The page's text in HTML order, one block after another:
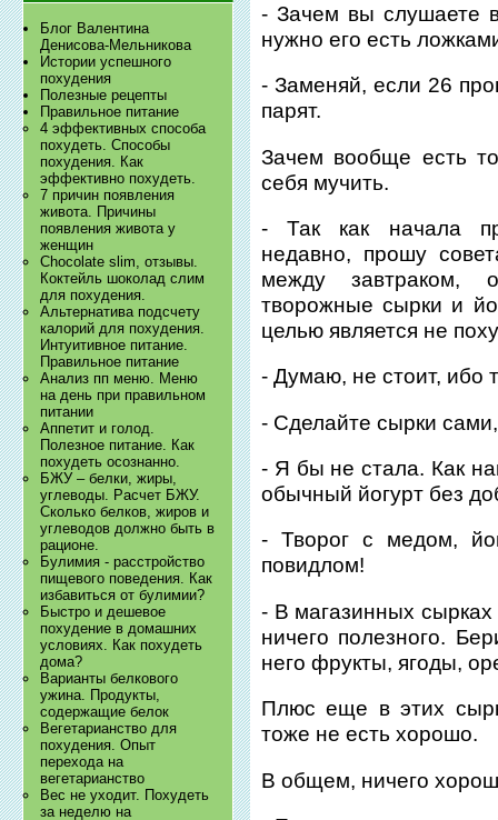
Блог Валентина
Денисова-Мельникова
Истории успешного
похудения
Полезные рецепты
Правильное питание
4 эффективных способа
похудеть. Способы
похудения. Как
эффективно похудеть.
7 причин появления
живота. Причины
появления живота у
женщин
Chocolate slim, отзывы.
Коктейль шоколад слим
для похудения.
Альтернатива подсчету
калорий для похудения.
Интуитивное питание.
Правильное питание
Анализ пп меню. Меню
на день при правильном
питании
Аппетит и голод.
Полезное питание. Как
похудеть осознанно.
БЖУ – белки, жиры,
углеводы. Расчет БЖУ.
Сколько белков, жиров и
углеводов должно быть в
рационе.
Булимия - расстройство
пищевого поведения. Как
избавиться от булимии?
Быстро и дешевое
похудение в домашних
условиях. Как похудеть
дома?
Варианты белкового
ужина. Продукты,
содержащие белок
Вегетарианство для
похудения. Опыт
перехода на
вегетарианство
Вес не уходит. Похудеть
за неделю на
- Зачем вы слушаете
нужно его есть
- Заменяй, если 26
парят.
Зачем вообще есть
себя мучить.
- Так как начала
недавно, прошу
между завтраком,
творожные сырки и
целью является не
- Думаю, не стоит, ибо
- Сделайте сырки
- Я бы не стала. Как
обычный йогурт без
- Творог с медом,
повидлом!
- В магазинных
ничего полезного.
него фрукты, ягоды,
Плюс еще в этих
тоже не есть хорошо.
В общем, ничего